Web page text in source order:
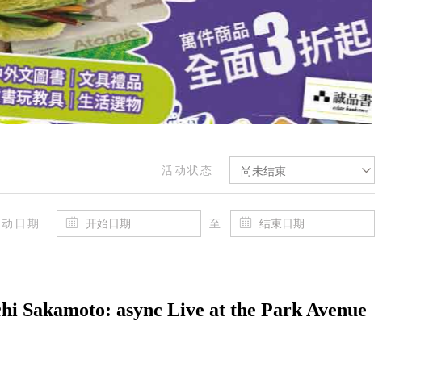
活动状态 尚未结束
日期 至
Sakamoto: async Live at the Park Avenue